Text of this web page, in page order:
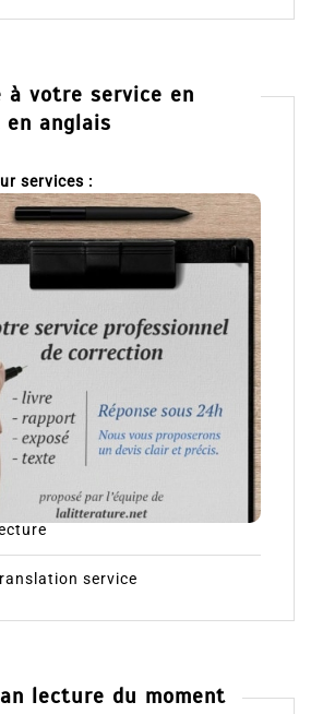
à votre service en
anglais
services :
service
lecture du moment